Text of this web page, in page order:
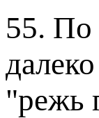
55. По
"режь